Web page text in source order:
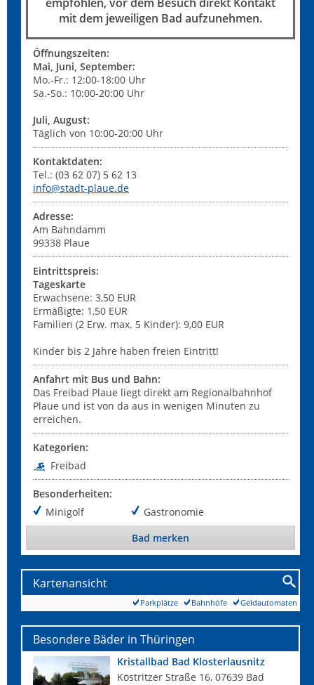
mit dem jeweiligen Bad aufzunehmen.
Öffnungszeiten:
Mai, Juni, September:
Mo.-Fr.: 12:00-18:00 Uhr
Sa.-So.: 10:00-20:00 Uhr
Juli, August:
Täglich von 10:00-20:00 Uhr
Kontaktdaten:
Tel.: (03 62 07) 5 62 13
info@stadt-plaue.de
Adresse:
Am Bahndamm
99338 Plaue
Eintrittspreis:
Tageskarte
Erwachsene: 3,50 EUR
Ermäßigte: 1,50 EUR
Familien (2 Erw. max. 5 Kinder): 9,00 EUR
Kinder bis 2 Jahre haben freien Eintritt!
Anfahrt mit Bus und Bahn:
Das Freibad Plaue liegt direkt am Regionalbahnhof
Plaue und ist von da aus in wenigen Minuten zu
erreichen.
Kategorien:
Freibad
Besonderheiten:
Minigolf
Gastronomie
Bad merken
Kartenansicht
Geldautomaten
Bahnhöfe
Parkplätze
Besondere Bäder in Thüringen
Kristallbad Bad Klosterlausnitz
Köstritzer Straße 16, 07639 Bad